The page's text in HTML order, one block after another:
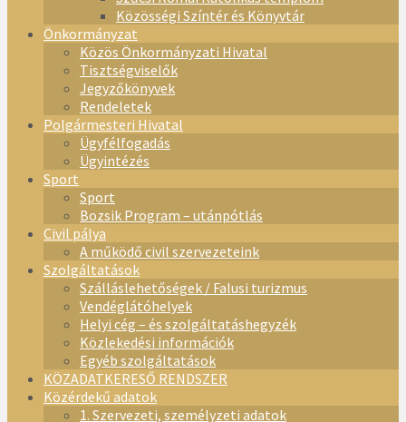
Közösségi Színtér és Könyvtár
Önkormányzat
Közös Önkormányzati Hivatal
Tisztségviselők
Jegyzőkönyvek
Rendeletek
Polgármesteri Hivatal
Ügyfélfogadás
Ügyintézés
Sport
Sport
Bozsik Program – utánpótlás
Civil pálya
A működő civil szervezeteink
Szolgáltatások
Szálláslehetőségek / Falusi turizmus
Vendéglátóhelyek
Helyi cég – és szolgáltatáshegyzék
Közlekedési információk
Egyéb szolgáltatások
KÖZADATKERESŐ RENDSZER
Közérdekű adatok
1. Szervezeti, személyzeti adatok